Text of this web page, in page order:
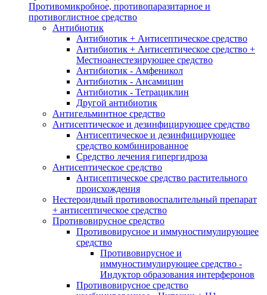
Противомикробное, противопаразитарное и
противоглистное средство
Антибиотик
Антибиотик + Антисептическое средство
Антибиотик + Антисептическое средство +
Местноанестезирующее средство
Антибиотик - Амфеникол
Антибиотик - Ансамицин
Антибиотик - Тетрациклин
Другой антибиотик
Антигельминтное средство
Антисептическое и дезинфицирующее средство
Антисептическое и дезинфицирующее
средство комбинированное
Средство лечения гипергидроза
Антисептическое средство
Антисептическое средство растительного
происхождения
Нестероидный противовоспалительный препарат
+ антисептическое средство
Противовирусное средство
Противовирусное и иммуностимулирующее
средство
Противовирусное и
иммуностимулирующее средство -
Индуктор образования интерферонов
Противовирусное средство